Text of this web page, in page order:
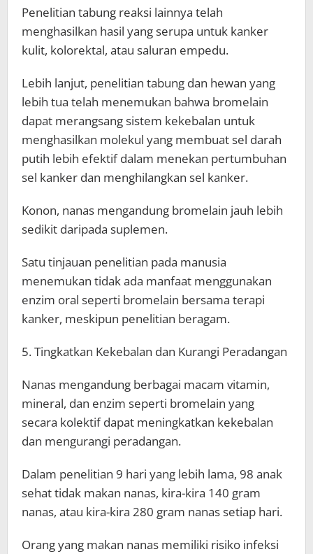
Penelitian tabung reaksi lainnya telah
menghasilkan hasil yang serupa untuk kanker
kulit, kolorektal, atau saluran empedu.
Lebih lanjut, penelitian tabung dan hewan yang
lebih tua telah menemukan bahwa bromelain
dapat merangsang sistem kekebalan untuk
menghasilkan molekul yang membuat sel darah
putih lebih efektif dalam menekan pertumbuhan
sel kanker dan menghilangkan sel kanker.
Konon, nanas mengandung bromelain jauh lebih
sedikit daripada suplemen.
Satu tinjauan penelitian pada manusia
menemukan tidak ada manfaat menggunakan
enzim oral seperti bromelain bersama terapi
kanker, meskipun penelitian beragam.
5. Tingkatkan Kekebalan dan Kurangi Peradangan
Nanas mengandung berbagai macam vitamin,
mineral, dan enzim seperti bromelain yang
secara kolektif dapat meningkatkan kekebalan
dan mengurangi peradangan.
Dalam penelitian 9 hari yang lebih lama, 98 anak
sehat tidak makan nanas, kira-kira 140 gram
nanas, atau kira-kira 280 gram nanas setiap hari.
Orang yang makan nanas memiliki risiko infeksi